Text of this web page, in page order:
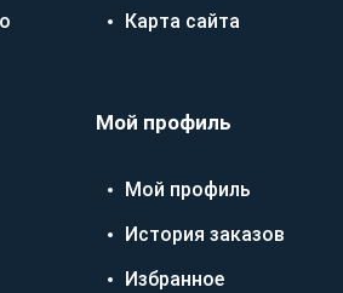
Карта сайта
Мой профиль
Мой профиль
История заказов
Избранное